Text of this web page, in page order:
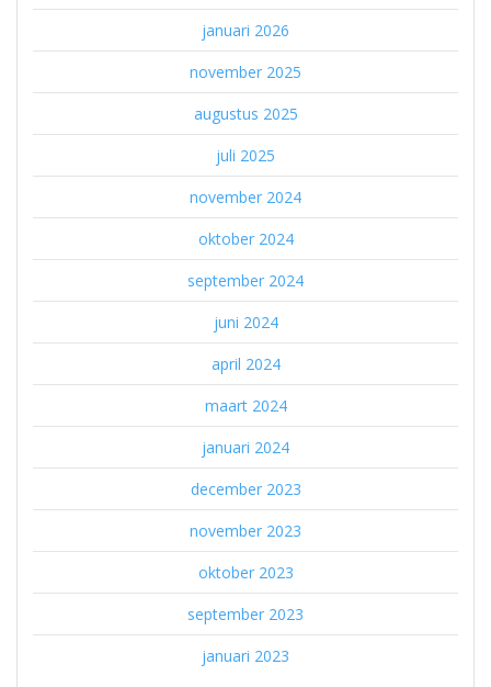
januari 2026
november 2025
augustus 2025
juli 2025
november 2024
oktober 2024
september 2024
juni 2024
april 2024
maart 2024
januari 2024
december 2023
november 2023
oktober 2023
september 2023
januari 2023